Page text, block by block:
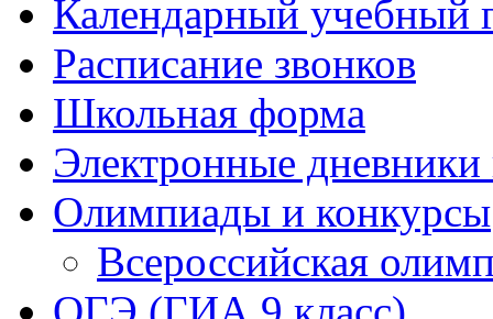
Календарный учебный
Расписание звонков
Школьная форма
Электронные
Олимпиады и конкурсы
Всероссийская